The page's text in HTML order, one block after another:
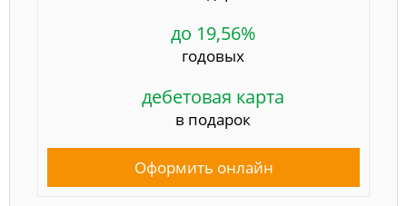
до 19,56%
годовых
дебетовая карта
в подарок
Оформить онлайн